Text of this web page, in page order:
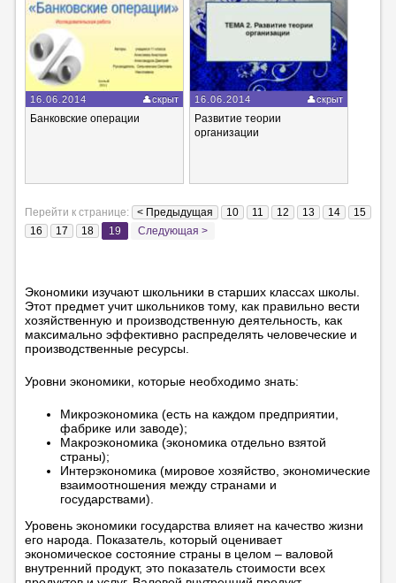
16.06.2014 скрыт
Банковские операции
16.06.2014 скрыт
Развитие теории
организации
Перейти к странице: < Предыдущая 10 11 12 13 14
15
16
17 18 19 Следующая >
Экономики изучают школьники в старших классах школы.
Этот предмет учит школьников тому, как правильно вести
хозяйственную и производственную деятельность, как
максимально эффективно распределять человеческие и
производственные ресурсы.
Уровни экономики, которые необходимо знать:
Микроэкономика (есть на каждом предприятии,
фабрике или заводе);
Макроэкономика (экономика отдельно взятой
страны);
Интерэкономика (мировое хозяйство, экономические
взаимоотношения между странами и
государствами).
Уровень экономики государства влияет на качество жизни
его народа. Показатель, который оценивает
экономическое состояние страны в целом – валовой
внутренний продукт, это показатель стоимости всех